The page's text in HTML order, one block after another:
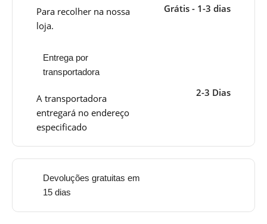
Para recolher na nossa
loja.
Grátis - 1-3 dias
Entrega por
transportadora
A transportadora
entregará no endereço
especificado
2-3 Dias
Devoluções gratuitas em
15 dias